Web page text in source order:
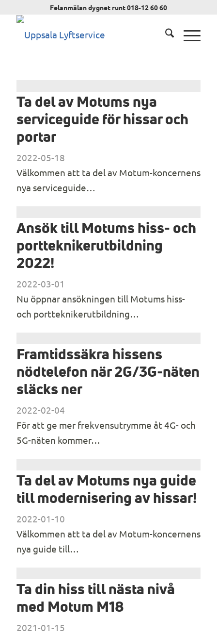
Felanmälan dygnet runt 018-12 60 60
Ta del av Motums nya
serviceguide för hissar och
portar
2022-05-18
Välkommen att ta del av Motum-koncernens
nya serviceguide…
Ansök till Motums hiss- och
portteknikerutbildning
2022!
2022-03-01
Nu öppnar ansökningen till Motums hiss-
och portteknikerutbildning…
Framtidssäkra hissens
nödtelefon när 2G/3G-näten
släcks ner
2022-02-04
För att ge mer frekvensutrymme åt 4G- och
5G-näten kommer…
Ta del av Motums nya guide
till modernisering av hissar!
2022-01-10
Välkommen att ta del av Motum-koncernens
nya guide till…
Ta din hiss till nästa nivå
med Motum M18
2021-01-15